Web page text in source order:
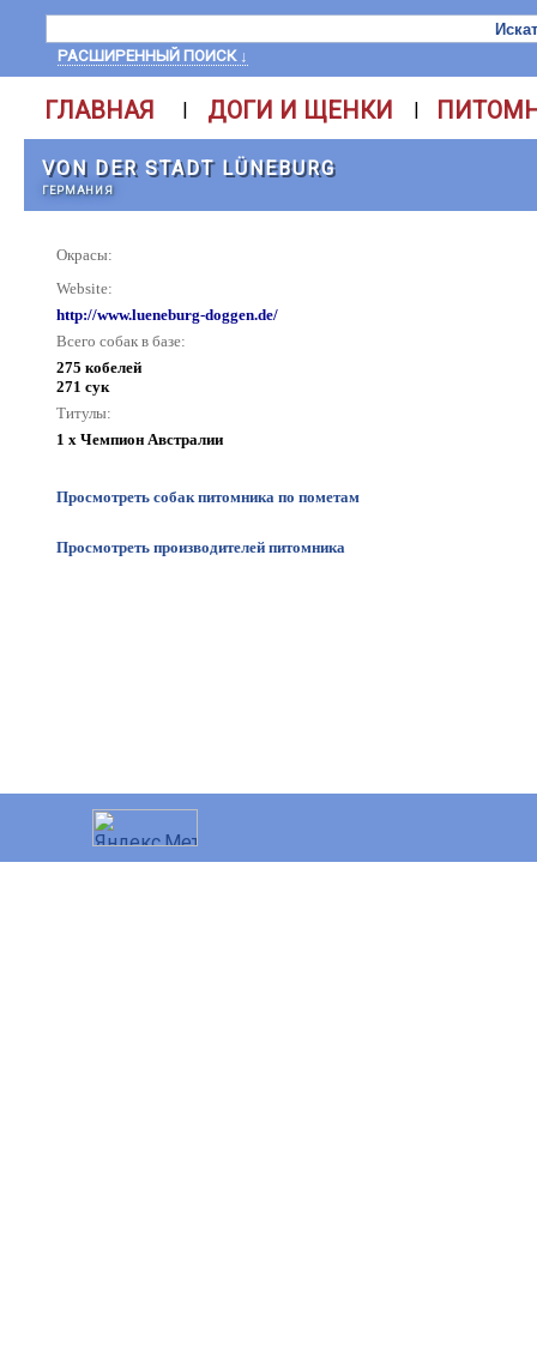
РАСШИРЕННЫЙ ПОИСК ↓
ГЛАВНАЯ | ДОГИ И ЩЕНКИ |
VON DER STADT LÜNEBURG
ГЕРМАНИЯ
Окрасы:
Website:
http://www.lueneburg-doggen.de/
Всего собак в базе:
275 кобелей
271 сук
Титулы:
1 x Чемпион Австралии
Просмотреть собак питомника по пометам
Просмотреть производителей питомника